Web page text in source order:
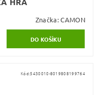
Značka:CAMON
Kód:5430010-8019808199764